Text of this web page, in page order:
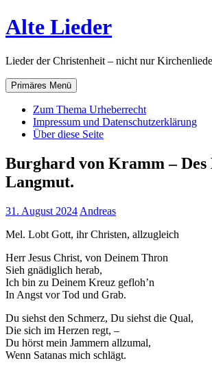
Zum
Inhalt
Alte Lieder
Lieder der Christenheit – nicht nur
Primäres Menü
Zum Thema Urheberrecht
Impressum und Datenschutzerklärung
Über diese Seite
Burghard von Kramm – Des
Langmut.
31. August 2024 Andreas
Mel. Lobt Gott, ihr Christen, allzugleich
Herr Jesus Christ, von Deinem Thron
Sieh gnädiglich herab,
Ich bin zu Deinem Kreuz gefloh’n
In Angst vor Tod und Grab.
Du siehst den Schmerz, Du siehst die Qual,
Die sich im Herzen regt, –
Du hörst mein Jammern allzumal,
Wenn Satanas mich schlägt.